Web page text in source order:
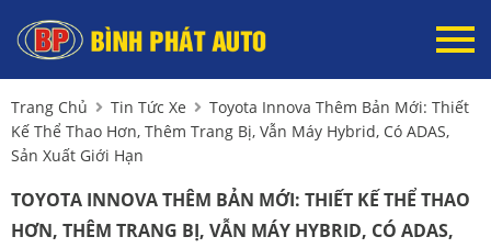
Trang Chủ Tin Tức Xe
Toyota Innova Thêm Bản Mới: Thiết
Kế Thể Thao Hơn, Thêm Trang Bị, Vẫn Máy Hybrid, Có ADAS,
Sản Xuất Giới Hạn
TOYOTA INNOVA THÊM BẢN MỚI: THIẾT KẾ THỂ THAO
HƠN, THÊM TRANG BỊ, VẪN MÁY HYBRID, CÓ ADAS,